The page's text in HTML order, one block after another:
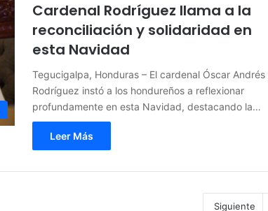
Cardenal Rodríguez llama a la
reconciliación y solidaridad en
esta Navidad
Tegucigalpa, Honduras – El cardenal Óscar Andrés
Rodríguez instó a los hondureños a reflexionar
profundamente en esta Navidad, destacando la…
Leer Más
Siguiente